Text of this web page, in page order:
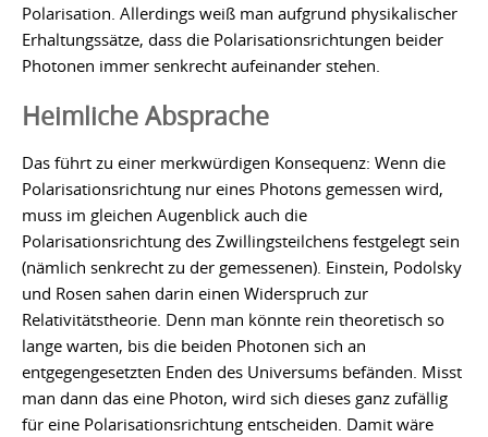
Polarisation. Allerdings weiß man aufgrund physikalischer
Erhaltungssätze, dass die Polarisationsrichtungen beider
Photonen immer senkrecht aufeinander stehen.
Heimliche Absprache
Das führt zu einer merkwürdigen Konsequenz: Wenn die
Polarisationsrichtung nur eines Photons gemessen wird,
muss im gleichen Augenblick auch die
Polarisationsrichtung des Zwillingsteilchens festgelegt sein
(nämlich senkrecht zu der gemessenen). Einstein, Podolsky
und Rosen sahen darin einen Widerspruch zur
Relativitätstheorie. Denn man könnte rein theoretisch so
lange warten, bis die beiden Photonen sich an
entgegengesetzten Enden des Universums befänden. Misst
man dann das eine Photon, wird sich dieses ganz zufällig
für eine Polarisationsrichtung entscheiden. Damit wäre